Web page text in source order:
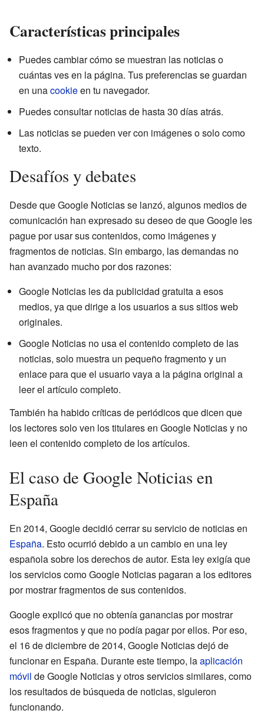
Características principales
Puedes cambiar cómo se muestran las noticias o
cuántas ves en la página. Tus preferencias se guardan
en unacookieen tu navegador.
Puedes consultar noticias de hasta 30 días atrás.
Las noticias se pueden ver con imágenes o solo como
texto.
Desafíos y debates
Desde que Google Noticias se lanzó, algunos medios de
comunicación han expresado su deseo de que Google les
pague por usar sus contenidos, como imágenes y
fragmentos de noticias. Sin embargo, las demandas no
han avanzado mucho por dos razones:
Google Noticias les da publicidad gratuita a esos
medios, ya que dirige a los usuarios a sus sitios web
originales.
Google Noticias no usa el contenido completo de las
noticias, solo muestra un pequeño fragmento y un
enlace para que el usuario vaya a la página original a
leer el artículo completo.
También ha habido críticas de periódicos que dicen que
los lectores solo ven los titulares en Google Noticias y no
leen el contenido completo de los artículos.
El caso de Google Noticias en
España
En 2014, Google decidió cerrar su servicio de noticias en
España. Esto ocurrió debido a un cambio en una ley
española sobre los derechos de autor. Esta ley exigía que
los servicios como Google Noticias pagaran a los editores
por mostrar fragmentos de sus contenidos.
Google explicó que no obtenía ganancias por mostrar
esos fragmentos y que no podía pagar por ellos. Por eso,
el 16 de diciembre de 2014, Google Noticias dejó de
funcionar en España. Durante este tiempo, laaplicación
móvil de Google Noticias y otros servicios similares, como
los resultados de búsqueda de noticias, siguieron
funcionando.